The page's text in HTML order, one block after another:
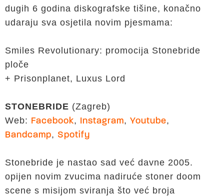
dugih 6 godina diskografske tišine, konačno
udaraju sva osjetila novim pjesmama:
Smiles Revolutionary: promocija Stonebride
ploče
+ Prisonplanet, Luxus Lord
STONEBRIDE (Zagreb)
Web: Facebook, Instagram, Youtube,
Bandcamp, Spotify
Stonebride je nastao sad već davne 2005.
opijen novim zvucima nadiruće stoner doom
scene s misijom sviranja što već broja